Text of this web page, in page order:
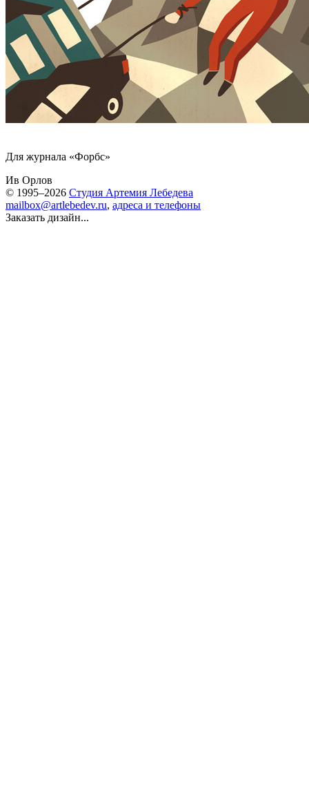
Для журнала «Форбс»
Ив Орлов
© 1995–2026 Студия Артемия Лебедева
mailbox@artlebedev.ru, адреса и телефоны
Заказать дизайн...